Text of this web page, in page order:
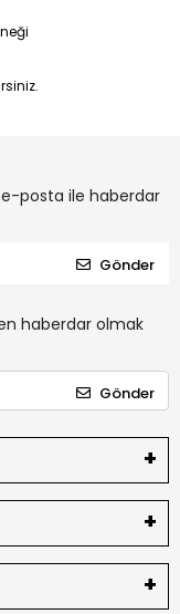
posta ile haberdar
Gönder
haberdar olmak
Gönder